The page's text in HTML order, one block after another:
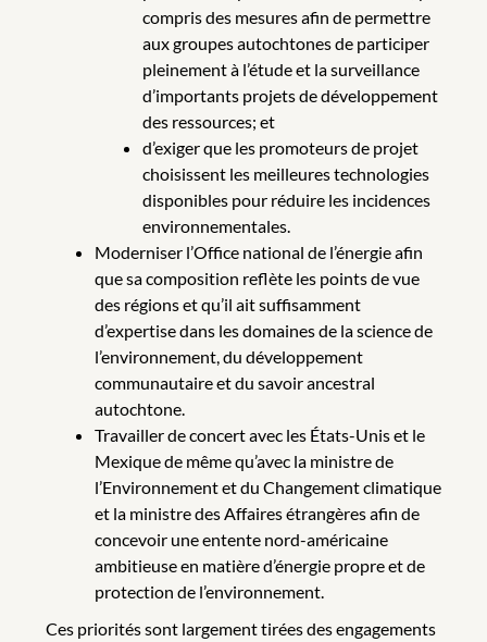
compris des mesures afin de permettre
aux groupes autochtones de participer
pleinement à l’étude et la surveillance
d’importants projets de développement
des ressources; et
d’exiger que les promoteurs de projet
choisissent les meilleures technologies
disponibles pour réduire les incidences
environnementales.
Moderniser l’Office national de l’énergie afin
que sa composition reflète les points de vue
des régions et qu’il ait suffisamment
d’expertise dans les domaines de la science de
l’environnement, du développement
communautaire et du savoir ancestral
autochtone.
Travailler de concert avec les États-Unis et le
Mexique de même qu’avec la ministre de
l’Environnement et du Changement climatique
et la ministre des Affaires étrangères afin de
concevoir une entente nord-américaine
ambitieuse en matière d’énergie propre et de
protection de l’environnement.
Ces priorités sont largement tirées des engagements